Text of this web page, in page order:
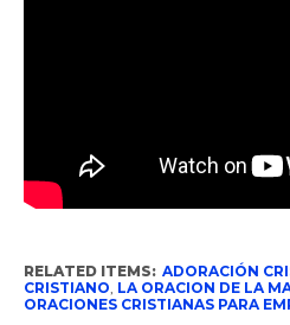
RELATED ITEMS: ADORACIÓN
CRISTIANO, LA ORACION DE LA
ORACIONES CRISTIANAS PARA